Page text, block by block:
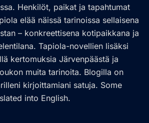
Henkilöt, paikat ja tapahtumat
elää näissä tarinoissa sellaisena
– konkreettisena kotipaikkana ja
Tapiola-novellien lisäksi
kertomuksia Järvenpäästä ja
muita tarinoita. Blogilla on
kirjoittamiani satuja. Some
into English.